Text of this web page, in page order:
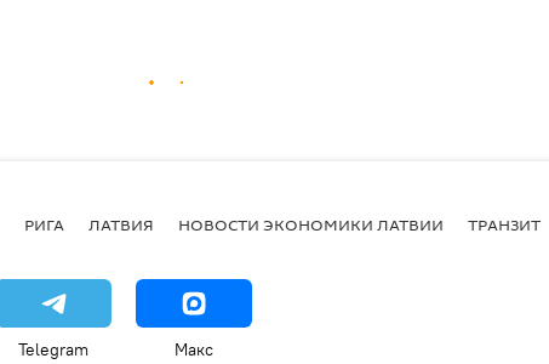
РИГА ЛАТВИЯ НОВОСТИ ЭКОНОМИКИ ЛАТВИИ ТРАНЗИТ
Telegram Макс